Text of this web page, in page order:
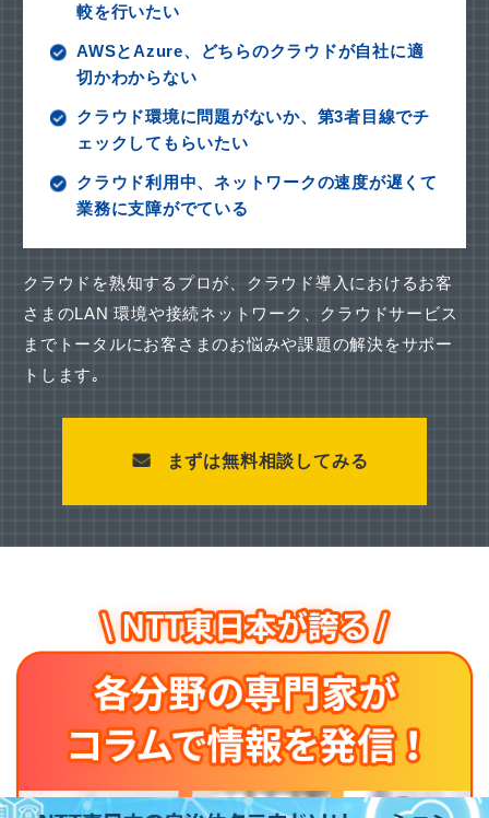
較を行いたい
AWSとAzure、どちらのクラウドが自社に適
切かわからない
クラウド環境に問題がないか、第3者目線でチ
ェックしてもらいたい
クラウド利用中、ネットワークの速度が遅くて
業務に支障がでている
クラウドを熟知するプロが、クラウド導入におけるお客
さまのLAN 環境や接続ネットワーク、
クラウドサービス
までトータルにお客さまのお悩みや課題の解決をサポー
トします｡
まずは無料相談してみる